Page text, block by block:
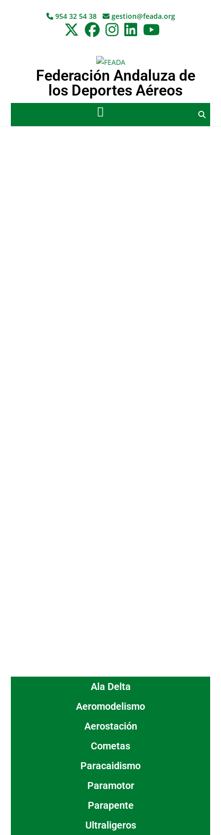
954 32 54 38 gestion@feada.org
Federación Andaluza de
los Deportes Aéreos
Ala Delta
Aeromodelismo
Aerostación
Cometas
Paracaidismo
Paramotor
Parapente
Ultraligeros